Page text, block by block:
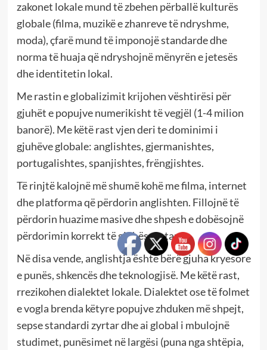
zakonet lokale mund të zbehen përballë kulturës
globale (filma, muzikë e zhanreve të ndryshme,
moda), çfarë mund të imponojë standarde dhe
norma të huaja që ndryshojnë mënyrën e jetesës
dhe identitetin lokal.
Me rastin e globalizimit krijohen vështirësi për
gjuhët e popujve numerikisht të vegjël (1-4 milion
banorë). Me këtë rast vjen deri te dominimi i
gjuhëve globale: anglishtes, gjermanishtes,
portugalishtes, spanjishtes, frëngjishtes.
Të rinjtë kalojnë më shumë kohë me filma, internet
dhe platforma që përdorin anglishten. Fillojnë të
përdorin huazime masive dhe shpesh e dobësojnë
përdorimin korrekt të gjuhës amtare.
Në disa vende, anglishtja është bërë gjuha kryesore
e punës, shkencës dhe teknologjisë. Me këtë rast,
rrezikohen dialektet lokale. Dialektet ose të folmet
e vogla brenda këtyre popujve zhduken më shpejt,
sepse standardi zyrtar dhe ai global i mbulojnë
studimet, punësimet në largësi (puna nga shtëpia,